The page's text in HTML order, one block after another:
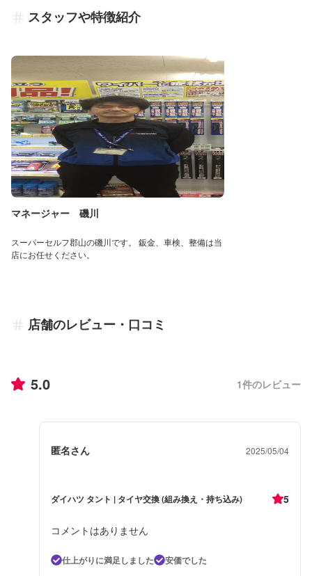
スタッフや特徴紹介
マネージャー 磯川
スーパーセルフ郡山の磯川です。 鈑金、車検、整備は当
店にお任せください。
店舗のレビュー・口コミ
5.0 1件のレビュー
匿名さん 2025/05/04
ダイハツ タント | タイヤ交換 (組み換え・持ち込み) 5
コメントはありません
仕上がりに満足しました
安価でした